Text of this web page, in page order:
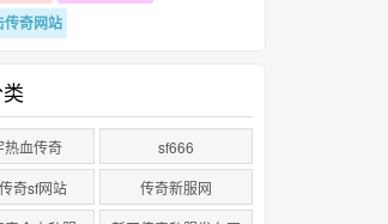
传奇网站
热血传奇
sf666
奇sf网站
传奇新服网